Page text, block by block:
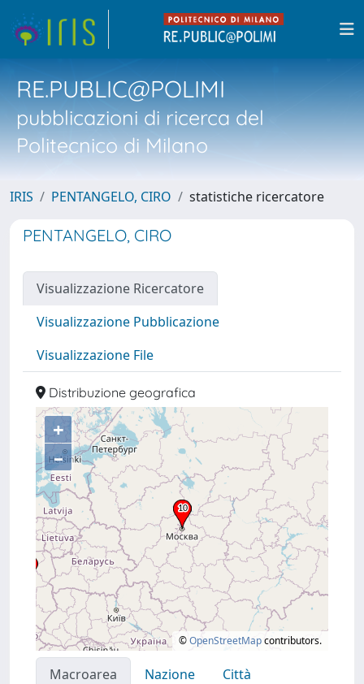
RE.PUBLIC@POLIMI
pubblicazioni di ricerca del
Politecnico di Milano
IRIS PENTANGELO, CIRO statistiche ricercatore
PENTANGELO, CIRO
Visualizzazione Ricercatore
Visualizzazione Pubblicazione
Visualizzazione File
Distribuzione geografica
+
–
©OpenStreetMapcontributors.
Macroarea Nazione
Città